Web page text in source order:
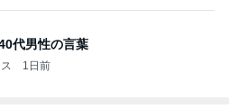
代男性の言葉
1日前